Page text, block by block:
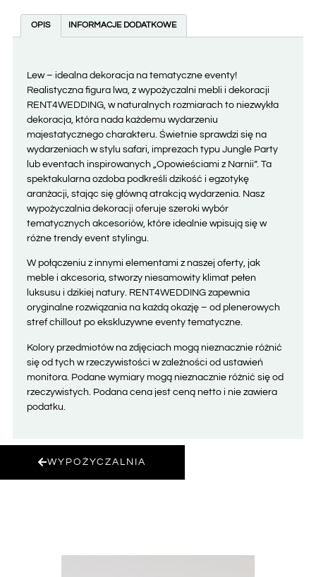
OPIS INFORMACJE DODATKOWE
Lew – idealna dekoracja na tematyczne eventy!
Realistyczna figura lwa, z wypożyczalni mebli i dekoracji
RENT4WEDDING, w naturalnych rozmiarach to niezwykła
dekoracja, która nada każdemu wydarzeniu
majestatycznego charakteru. Świetnie sprawdzi się na
wydarzeniach w stylu safari, imprezach typu Jungle Party
lub eventach inspirowanych „Opowieściami z Narnii”. Ta
spektakularna ozdoba podkreśli dzikość i egzotykę
aranżacji, stając się główną atrakcją wydarzenia. Nasz
wypożyczalnia dekoracji oferuje szeroki wybór
tematycznych akcesoriów, które idealnie wpisują się w
różne trendy event stylingu.
W połączeniu z innymi elementami z naszej oferty, jak
meble i akcesoria, stworzy niesamowity klimat pełen
luksusu i dzikiej natury. RENT4WEDDING zapewnia
oryginalne rozwiązania na każdą okazję – od plenerowych
stref chillout po ekskluzywne eventy tematyczne.
Kolory przedmiotów na zdjęciach mogą nieznacznie różnić
się od tych w rzeczywistości w zależności od ustawień
monitora. Podane wymiary mogą nieznacznie różnić się od
rzeczywistych. Podana cena jest ceną netto i nie zawiera
podatku.
WYPOŻYCZALNIA